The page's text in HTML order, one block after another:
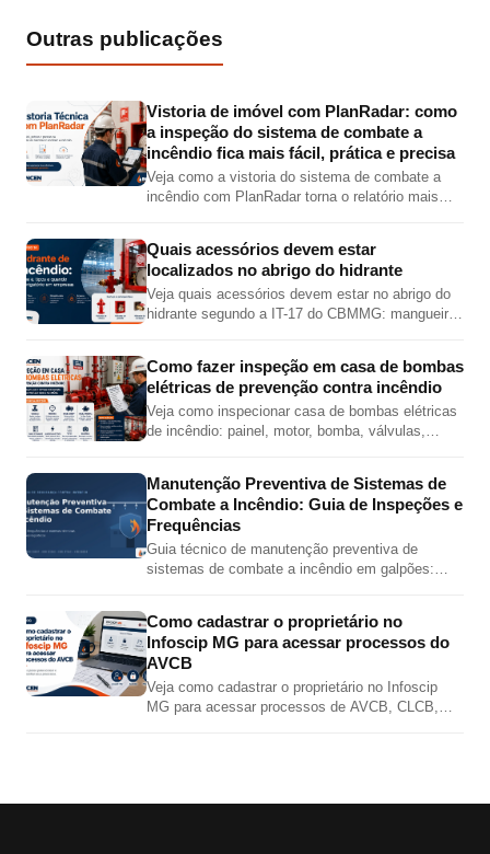
Outras publicações
Vistoria de imóvel com PlanRadar: como
a inspeção do sistema de combate a
incêndio fica mais fácil, prática e precisa
Veja como a vistoria do sistema de combate a
incêndio com PlanRadar torna o relatório mais
Quais acessórios devem estar
localizados no abrigo do hidrante
Veja quais acessórios devem estar no abrigo do
hidrante segundo a IT-17 do CBMMG: mangueira,
Como fazer inspeção em casa de bombas
elétricas de prevenção contra incêndio
Veja como inspecionar casa de bombas elétricas
de incêndio: painel, motor, bomba, válvulas,
Manutenção Preventiva de Sistemas de
Combate a Incêndio: Guia de Inspeções e
Frequências
Guia técnico de manutenção preventiva de
sistemas de combate a incêndio em galpões:
Como cadastrar o proprietário no
Infoscip MG para acessar processos do
AVCB
Veja como cadastrar o proprietário no Infoscip
MG para acessar processos de AVCB, CLCB,